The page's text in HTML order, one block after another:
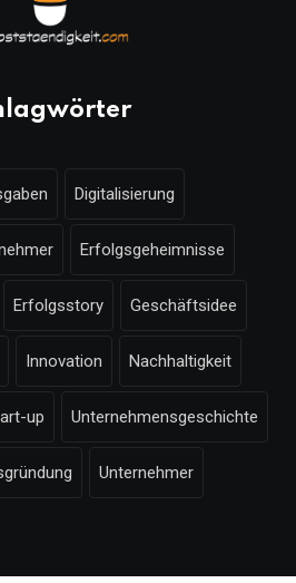
Digitalisierung
Erfolgsgeheimnisse
Erfolgsstory Geschäftsidee
Innovation Nachhaltigkeit
up Unternehmensgeschichte
Unternehmer